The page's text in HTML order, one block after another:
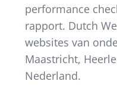
performance
rapport. Dutch
websites van
Maastricht,
Nederland.